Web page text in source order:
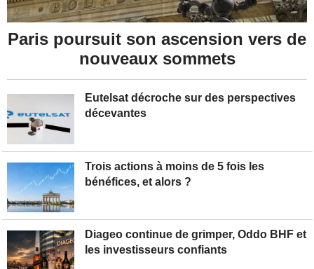
Eutelsat décroche sur des perspectives
décevantes
Trois actions à moins de 5 fois les
bénéfices, et alors ?
Paris poursuit son ascension vers de
nouveaux sommets
Diageo continue de grimper, Oddo BHF et
les investisseurs confiants